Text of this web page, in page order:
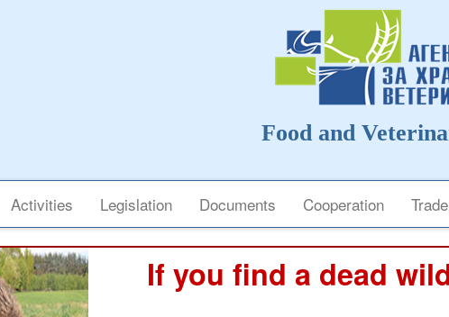
Food and
Activities Legislation Documents Cooperation Trade
If you find a dead